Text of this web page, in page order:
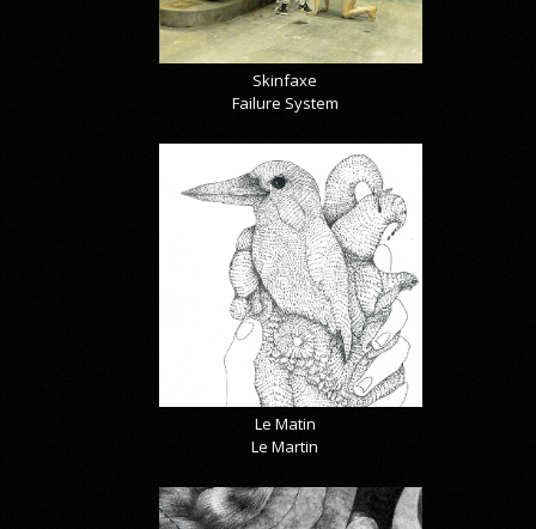
Skinfaxe
Failure System
Le Matin
Le Martin